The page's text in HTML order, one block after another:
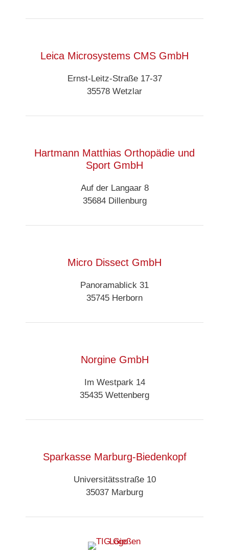
Leica Microsystems CMS GmbH
Ernst-Leitz-Straße 17-37
35578 Wetzlar
Hartmann Matthias Orthopädie und
Sport GmbH
Auf der Langaar 8
35684 Dillenburg
Micro Dissect GmbH
Panoramablick 31
35745 Herborn
Norgine GmbH
Im Westpark 14
35435 Wettenberg
Sparkasse Marburg-Biedenkopf
Universitätsstraße 10
35037 Marburg